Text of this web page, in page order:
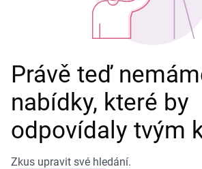
Právě teď
nabídky, které by
odpovídaly tvým
Zkus upravit své hledání.